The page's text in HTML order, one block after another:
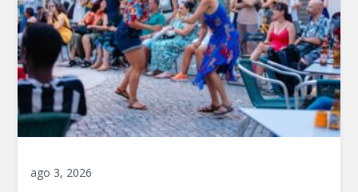
ago 3, 2026